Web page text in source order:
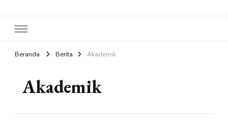
Beranda Berita Akademik
Akademik